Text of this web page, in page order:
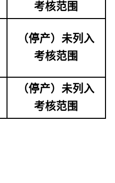
考核范围
（停产）未列入
考核范围
（停产）未列入
考核范围